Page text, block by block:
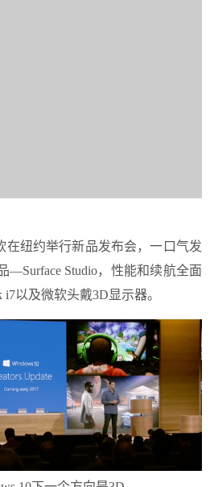
在纽约举行新品发布会，一口气发
—Surface Studio，性能和续航全面
i7以及微软头戴3D显示器。